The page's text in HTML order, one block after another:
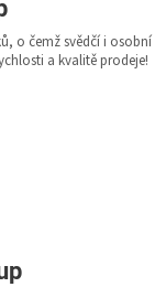
o čemž svědčí i osobní
a kvalitě prodeje!